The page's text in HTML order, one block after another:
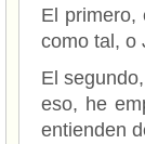
El primero,
como tal, o
El
eso, he
entienden